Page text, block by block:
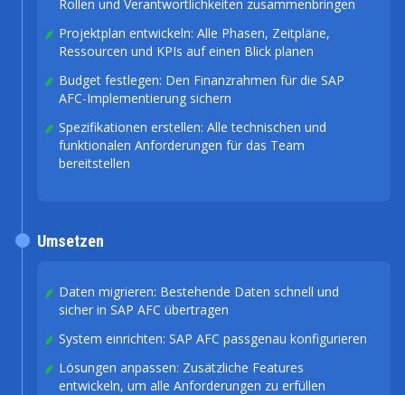
Rollen und Verantwortlichkeiten zusammenbringen
Projektplan entwickeln: Alle Phasen, Zeitpläne,
Ressourcen und KPIs auf einen Blick planen
Budget festlegen: Den Finanzrahmen für die SAP
AFC-Implementierung sichern
Spezifikationen erstellen: Alle technischen und
funktionalen Anforderungen für das Team
bereitstellen
Daten migrieren: Bestehende Daten schnell und
sicher in SAP AFC übertragen
System einrichten: SAP AFC passgenau konfigurieren
Lösungen anpassen: Zusätzliche Features
entwickeln, um alle Anforderungen zu erfüllen
Umsetzen